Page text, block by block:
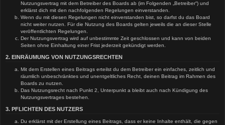
Nutzungsvertrag mit dem Betreiber des Boards ab (im Folgenden „Betreiber“) und
erklärst dich mit den nachfolgenden Regelungen einverstanden.
Wenn du mit diesen Regelungen nicht einverstanden bist, so darfst du das Board
nicht weiter nutzen. Für die Nutzung des Boards gelten jeweils die an dieser Stelle
veröffentlichten Regelungen.
Der Nutzungsvertrag wird auf unbestimmte Zeit geschlossen und kann von beiden
Seiten ohne Einhaltung einer Frist jederzeit gekündigt werden.
2. EINRÄUMUNG VON NUTZUNGSRECHTEN
Mit dem Erstellen eines Beitrags erteilst du dem Betreiber ein einfaches, zeitlich und
räumlich unbeschränktes und unentgeltliches Recht, deinen Beitrag im Rahmen des
Boards zu nutzen.
Das Nutzungsrecht nach Punkt 2, Unterpunkt a bleibt auch nach Kündigung des
Nutzungsvertrages bestehen.
3. PFLICHTEN DES NUTZERS
Du erklärst mit der Erstellung eines Beitrags, dass er keine Inhalte enthält, die gegen